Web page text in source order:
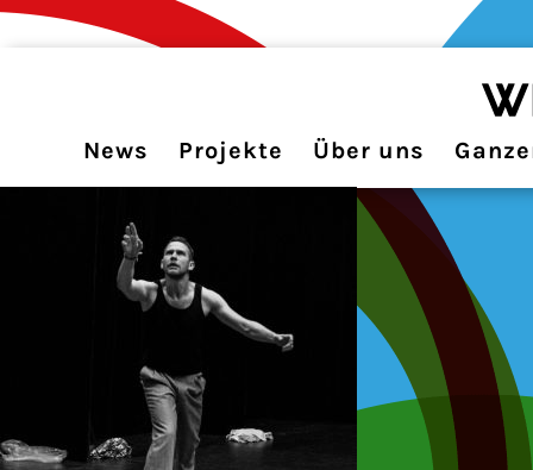
News Projekte Über uns